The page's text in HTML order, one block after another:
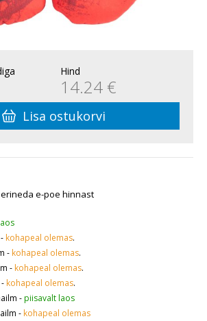
Hind
14.24 €
Lisa ostukorvi
e-poe hinnast
- kohapeal olemas.
- kohapeal olemas.
- kohapeal olemas.
- kohapeal olemas.
-piisavalt laos
- kohapeal olemas